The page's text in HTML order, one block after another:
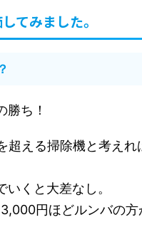
てみました。
勝ち！
超える掃除機と考えれ
いくと大差なし。
円ほどルンバの方